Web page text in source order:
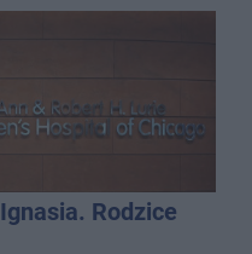
Rodzice